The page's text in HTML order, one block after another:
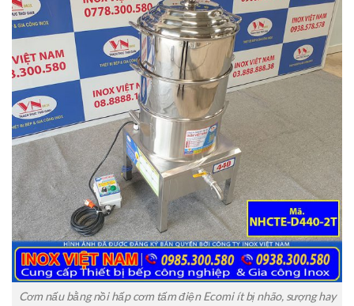
Cơm nấu bằng nồi hấp cơm tấm điện Ecomi ít bị nhão, sượng hay